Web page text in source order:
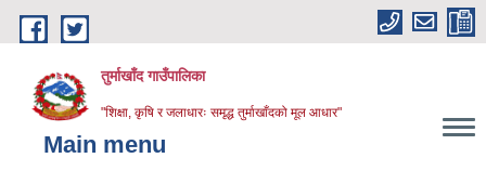
Skip to main content
तुर्माखाँद गाउँपालिका
"शिक्षा, कृषि र जलाधारः समृद्ध तुर्माखाँदको मूल आधार"
Main menu